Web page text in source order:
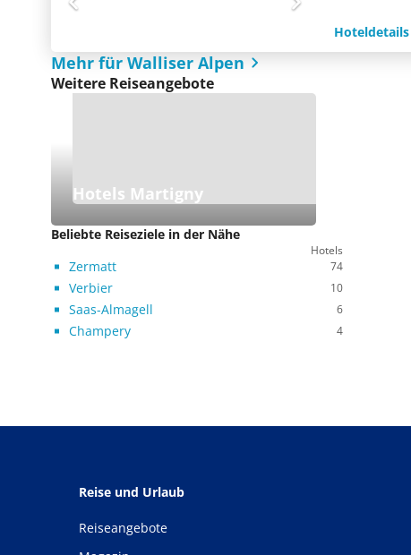
Hoteldetails
Mehr für Walliser Alpen
Weitere Reiseangebote
Hotels Martigny
Beliebte Reiseziele in der Nähe
Hotels
Zermatt 74
Verbier 10
Saas-Almagell 6
Champery 4
Reise und Urlaub
Reiseangebote